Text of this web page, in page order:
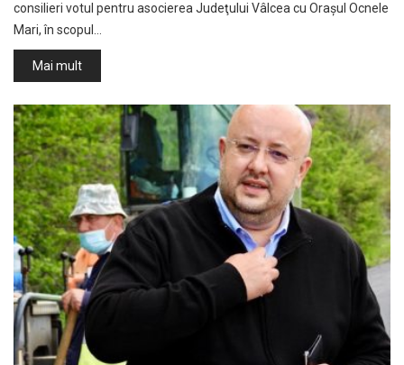
consilieri votul pentru asocierea Judeţului Vâlcea cu Orașul Ocnele
Mari, în scopul…
Mai mult